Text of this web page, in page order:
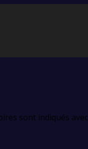
sont indiqués avec